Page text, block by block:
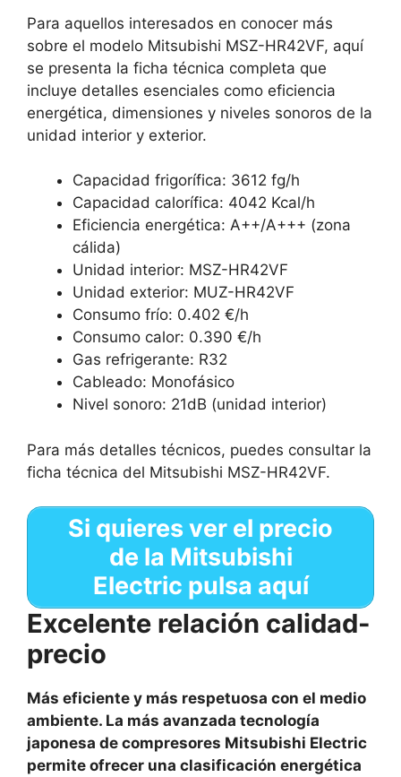
Para aquellos interesados en conocer más
sobre el modelo Mitsubishi MSZ-HR42VF, aquí
se presenta la ficha técnica completa que
incluye detalles esenciales como eficiencia
energética, dimensiones y niveles sonoros de la
unidad interior y exterior.
Capacidad frigorífica: 3612 fg/h
Capacidad calorífica: 4042 Kcal/h
Eficiencia energética: A++/A+++ (zona
cálida)
Unidad interior: MSZ-HR42VF
Unidad exterior: MUZ-HR42VF
Consumo frío: 0.402 €/h
Consumo calor: 0.390 €/h
Gas refrigerante: R32
Cableado: Monofásico
Nivel sonoro: 21dB (unidad interior)
Para más detalles técnicos, puedes consultar la
ficha técnica del Mitsubishi MSZ-HR42VF.
Si quieres ver el precio
de la Mitsubishi
Electric pulsa aquí
Excelente relación calidad-
precio
Más eficiente y más respetuosa con el medio
ambiente. La más avanzada tecnología
japonesa de compresores Mitsubishi Electric
permite ofrecer una clasificación energética